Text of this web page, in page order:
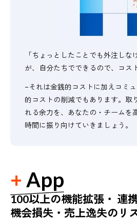
「ちょっとしたことでも外注しな
が、自分たちでできるので、コス
−それは金銭的コストに加えコミ
的コストの削減でもあります。取
れる余力を、あなたの・チームを
時間に振り向けていきましょう。
App
100以上の機能拡張・ 連
機会損失・売上逸失のリ